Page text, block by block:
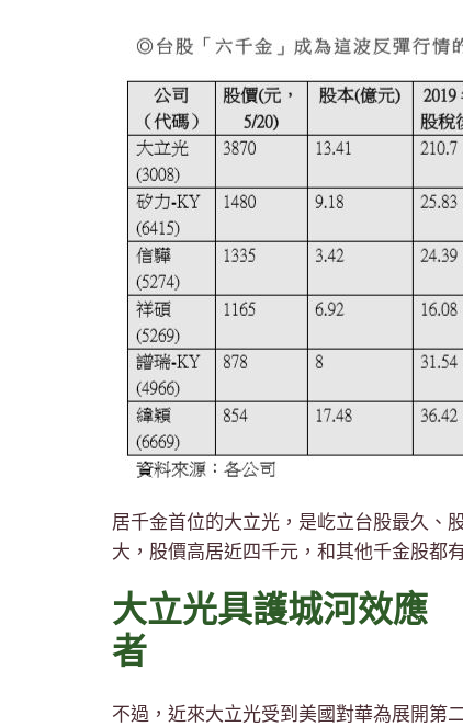
居千金首位的大立光，是屹立台股最久、
大，股價高居近四千元，和其他千金股都
大立光具護城河效應
者
不過，近來大立光受到美國對華為展開第